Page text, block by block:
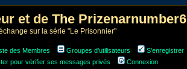
et de The Prizenarnumber6
sur la série "Le Prisonnier"
des Membres Groupes d'utilisateurs
S'enregistrer
pour vérifier ses messages privés Connexion